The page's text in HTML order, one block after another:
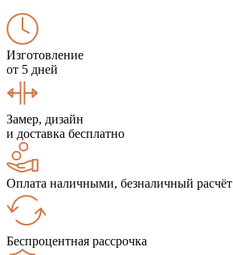
Изготовление
от 5 дней
Замер, дизайн
и доставка бесплатно
Оплата наличными, безналичный расчёт
Беспроцентная рассрочка